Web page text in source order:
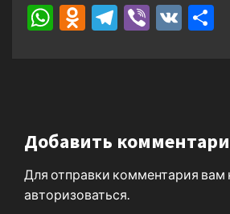
WhatsApp
Odnoklassniki
Telegram
Viber
VK
Добавить
Для отправки комментария
авторизоваться